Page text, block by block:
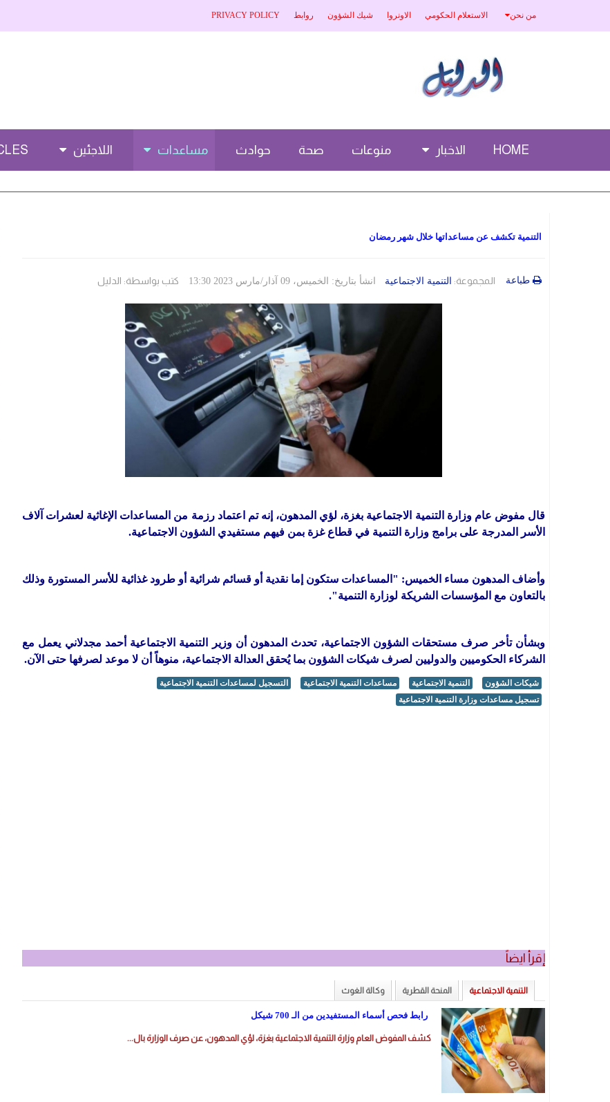
من نحن الاستعلام الحكومي الاونروا شيك الشؤون روابط PRIVACY POLICY
HOME الاخبار منوعات صحة حوادث مساعدات اللاجئين 🌐
التنمية تكشف عن مساعداتها خلال شهر رمضان
المجموعة: التنمية الاجتماعية انشأ بتاريخ: الخميس، 09 آذار/مارس 2023 13:30 كتب بواسطة: الدليل طباعة
قال مفوض عام وزارة التنمية الاجتماعية بغزة، لؤي المدهون، إنه تم اعتماد رزمة من المساعدات الإغاثية لعشرات آلاف
الأسر المدرجة على برامج وزارة التنمية في قطاع غزة بمن فيهم مستفيدي الشؤون الاجتماعية.
وأضاف المدهون مساء الخميس: "المساعدات ستكون إما نقدية أو قسائم شرائية أو طرود غذائية للأسر المستورة وذلك
بالتعاون مع المؤسسات الشريكة لوزارة التنمية".
وبشأن تأخر صرف مستحقات الشؤون الاجتماعية، تحدث المدهون أن وزير التنمية الاجتماعية أحمد مجدلاني يعمل مع
الشركاء الحكوميين والدوليين لصرف شيكات الشؤون بما يُحقق العدالة الاجتماعية، منوهاً أن لا موعد لصرفها حتى الآن.
شيكات الشؤون التنمية الاجتماعية مساعدات التنمية الاجتماعية
التسجيل لمساعدات التنمية الاجتماعية
تسجيل مساعدات وزارة التنمية الاجتماعية
إقرأ ايضاً
التنمية الاجتماعية المنحة القطرية وكالة الغوث
رابط فحص أسماء المستفيدين من الـ 700 شيكل
كشف المفوض العام وزارة التنمية الاجتماعية بغزة، لؤي المدهون، عن صرف الوزارة بال...